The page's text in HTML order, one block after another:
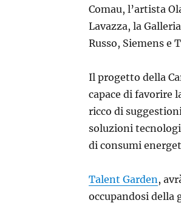
Comau, l’artista
Lavazza, la
Russo, Siemens e
Il progetto della
capace di favorire
ricco di
soluzioni
di consumi
Talent Garden ,
occupandosi della